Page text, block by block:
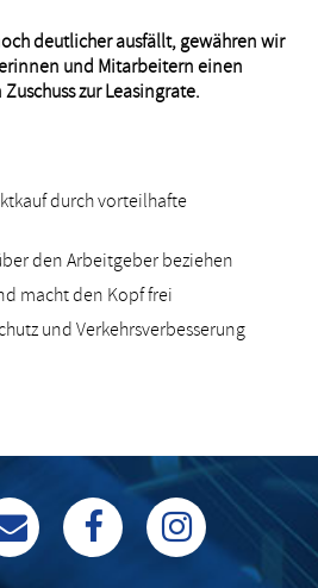
deutlicher ausfällt, gewähren wir
und Mitarbeitern einen
zur Leasingrate.
durch vorteilhafte
den Arbeitgeber beziehen
macht den Kopf frei
und Verkehrsverbesserung